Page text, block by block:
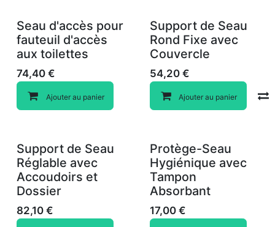
Seau d'accès pour
fauteuil d'accès
aux toilettes
74,40 €
Ajouter au panier
Support de Seau
Rond Fixe avec
Couvercle
54,20€
Ajouter au panier
Support de Seau
Réglable avec
Accoudoirs et
Dossier
82,10 €
Protège-Seau
Hygiénique avec
Tampon
Absorbant
17,00€